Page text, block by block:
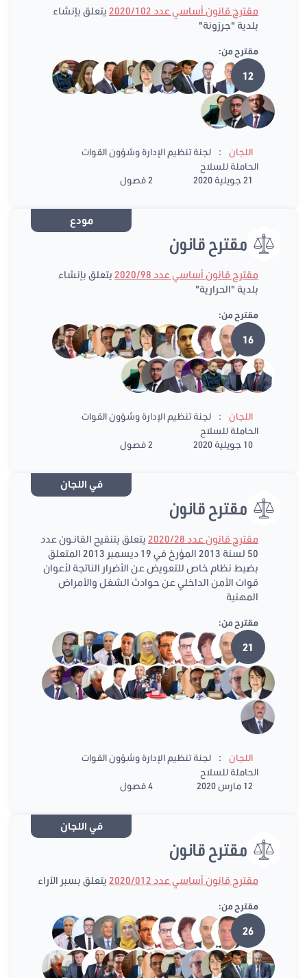
مقترح قانون أساسي عدد 2020/102
يتعلق بإنشاء
بلدية "جرزونة"
مقترح من:
12
اللجان :
لجنة تنظيم الإدارة وشؤون القوات
الحاملة للسلاح
21 جويلية 2020
2 فصول
مودع
مقترح قانون
مقترح قانون أساسي عدد 2020/98
يتعلق بإنشاء
بلدية "الحرارية"
مقترح من:
16
اللجان :
لجنة تنظيم الإدارة وشؤون القوات
الحاملة للسلاح
10 جويلية 2020
2 فصول
في اللجان
مقترح قانون
مقترح قانون عدد 2020/28
يتعلق بتنقيح القانـون عدد
50 لسنة 2013 المؤرخ في 19 ديسمبر 2013 المتعلق
بضبط نظام خاص للتعويض عن الأضرار الناتجة لأعوان
قوات الأمن الداخلي عن حوادث الشغل والأمراض
المهنية
مقترح من:
21
اللجان :
لجنة تنظيم الإدارة وشؤون القوات
الحاملة للسلاح
12 مارس 2020
4 فصول
في اللجان
مقترح قانون
مقترح قانون أساسي عدد 2020/012 يتعلق بسبر الآراء
مقترح من:
26